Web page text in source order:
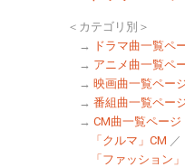
＜カテゴリ別＞
→
ドラマ曲一覧ペ
→ アニメ曲一覧ペ
→ 映画曲一覧ペー
→ 番組曲一覧ペー
→ CM曲一覧ページ
「クルマ」CM ／
「ファッション